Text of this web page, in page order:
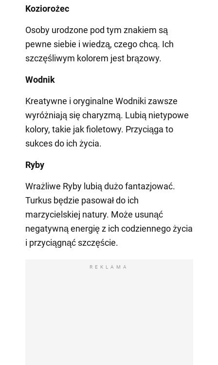
Koziorożec
Osoby urodzone pod tym znakiem są
pewne siebie i wiedzą, czego chcą. Ich
szczęśliwym kolorem jest brązowy.
Wodnik
Kreatywne i oryginalne Wodniki zawsze
wyróżniają się charyzmą. Lubią nietypowe
kolory, takie jak fioletowy. Przyciąga to
sukces do ich życia.
Ryby
Wrażliwe Ryby lubią dużo fantazjować.
Turkus będzie pasował do ich
marzycielskiej natury. Może usunąć
negatywną energię z ich codziennego życia
i przyciągnąć szczęście.
REKLAMA